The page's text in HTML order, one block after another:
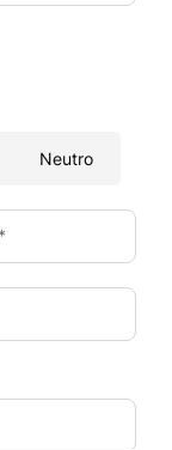
Neutro